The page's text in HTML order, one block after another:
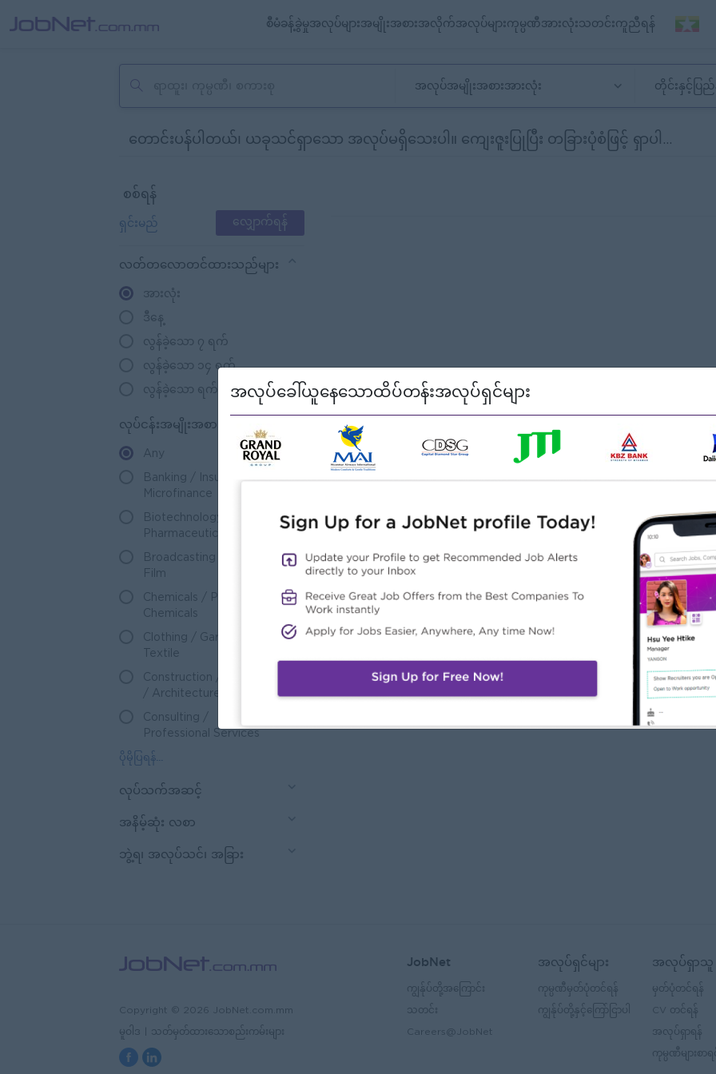
စီမံခန့်ခွဲမှုအလုပ်များအမျိုးအစားအလိုက်အလုပ်များကုမ္ပဏီအားလုံးသတင်းကူညီရန်
အလုပ်အမျိုးအစားအားလုံး တိုင်းနှင့်ပြ
တောင်းပန်ပါတယ်၊ ယခုသင်ရှာသော အလုပ်မရှိသေးပါ။ ကျေးဇူးပြုပြီး တခြားပုံစံဖြင့် ရှာပါ...
စစ်ရန်
ရှင်းမည် လျှောက်ရန်
လတ်တလောတင်ထားသည်များ
အားလုံး
ဒီနေ့
လွန်ခဲ့သော ၇ ရက်
လွန်ခဲ့သော ၁၄ ရက်
လွန်ခဲ့သော ရက် ၃၀
လုပ်ငန်းအမျိုးအစားများ
Any
Banking / Insurance /
Microfinance
Biotechnology /
Pharmaceuticals
6
Broadcasting / Music /
Film
7
Chemicals / Petro-
Chemicals
21
Clothing / Garment /
Textile
26
Construction / Building
/ Architecture
Consulting /
Professional Services
လုပ်သက်အဆင့်
အနိမ့်ဆုံး လစာ
ဘွဲ့ရ၊ အလုပ်သင်၊ အခြား
အလုပ်ခေါ်ယူနေသောထိပ်တန်းအလုပ်ရှင်များ
Copyright © 2026 JobNet.com.mm
မူဝါဒ သတ်မှတ်ထားသောစည်းကမ်းများ
JobNet
ကျွန်ုပ်တို့အကြောင်း
သတင်း
Careers@JobNet
အလုပ်ရှင်များ
ကုမ္ပဏီမှတ်ပုံတင်ရန်
ကျွန်ုပ်တို့နှင့်ကြော်ငြာပါ
အလုပ်ရှာသူ
မှတ်ပုံတင်ရန်
CV တင်ရန်
အလုပ်ရှာရန်
ကုမ္ပဏီများစာရ